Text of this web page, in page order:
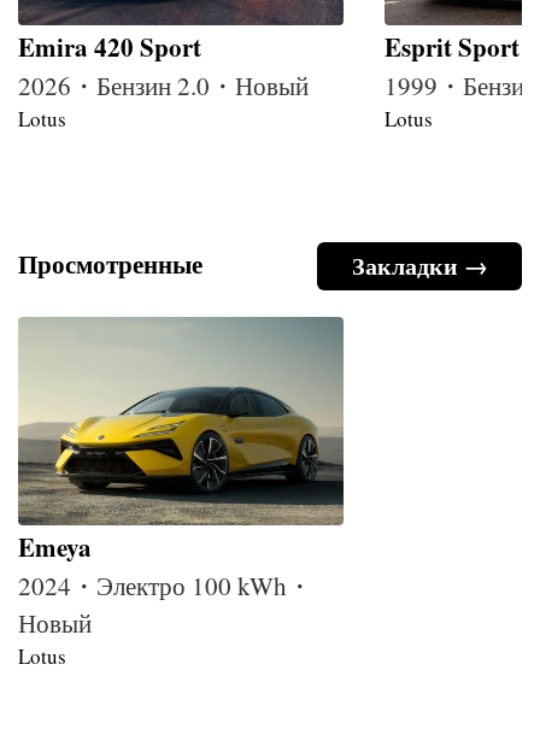
Emira 420 Sport
2026・Бензин 2.0・Новый
Lotus
Esprit Sport
1999・
Lotus
Закладки →
Просмотренные
Emeya
2024・Электро 100 kWh・
Новый
Lotus